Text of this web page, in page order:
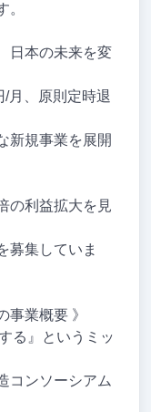
。
日本の未来を変
月、原則定時退
新規事業を展開
の利益拡大を見
募集していま
事業概要 》
る』というミッ
コンソーシアム